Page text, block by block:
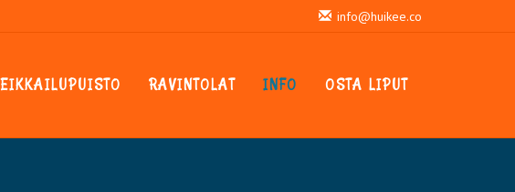
info@huikee.co
RAVINTOLAT INFO OSTA LIPUT